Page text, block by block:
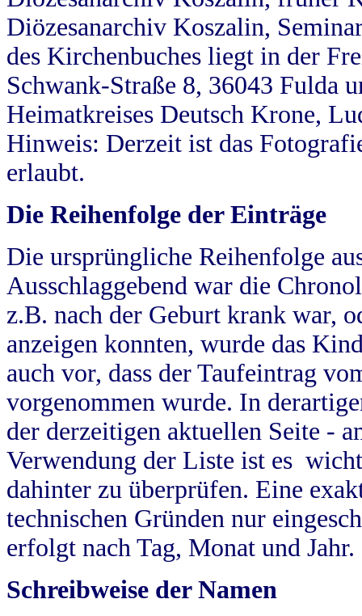
Diözesanarchiv Koszalin,
des Kirchenbuches liegt in der
Schwank-Straße 8, 36043 Fulda
Heimatkreises Deutsch Krone,
Hinweis: Derzeit ist das
erlaubt.
Die Reihenfolge der Einträge
Die ursprüngliche Reihenfolge
Ausschlaggebend war die
z.B. nach der Geburt krank war,
anzeigen konnten, wurde das
auch vor, dass der Taufeintrag
vorgenommen wurde. In
der derzeitigen aktuellen Seite -
Verwendung der Liste ist es
dahinter zu überprüfen. Eine
technischen Gründen nur
erfolgt nach Tag, Monat und Jahr.
Schreibweise der Namen